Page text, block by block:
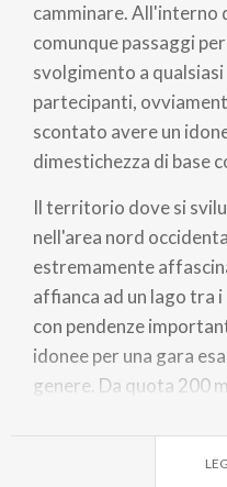
camminare. All'interno
comunque passaggi
svolgimento a
partecipanti,
scontato avere un
dimestichezza di base
Il territorio dove si
nell'area nord
estremamente
affianca ad un lago tra
con pendenze
idonee per una gara
genere. Da quota 200
montagne circostanti,
di essere catapultati in